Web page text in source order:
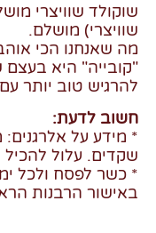
שוקולד שוויצרי
שוויצרי) מושלם.
מה שאנחנו הכי
"קובייה" היא בעצם
להרגיש טוב יותר
חשוב לדעת:
* מידע על אלרגנים:
שקדים. עלול להכיל
* כשר לפסח ולכל
באישור הרבנות